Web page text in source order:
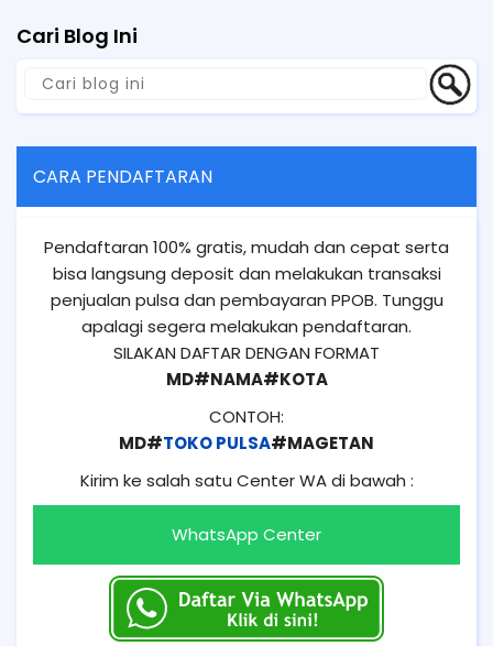
Cari Blog Ini
CARA PENDAFTARAN
Pendaftaran 100% gratis, mudah dan cepat serta
bisa langsung deposit dan melakukan transaksi
penjualan pulsa dan pembayaran PPOB. Tunggu
apalagi segera melakukan pendaftaran.
SILAKAN DAFTAR DENGAN FORMAT
MD#NAMA#KOTA
CONTOH:
MD#TOKO PULSA#MAGETAN
Kirim ke salah satu Center WA di bawah :
WhatsApp Center